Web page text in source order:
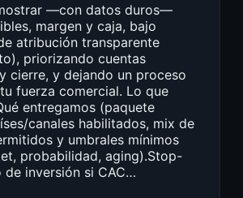
—con datos duros—
margen y caja, bajo
atribución transparente
priorizando cuentas
cierre, y dejando un proceso
fuerza comercial. Lo que
entregamos (paquete
canales habilitados, mix de
y umbrales mínimos
probabilidad, aging).Stop-
de inversión si CAC…